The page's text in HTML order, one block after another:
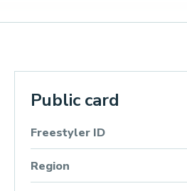
Public card
Freestyler ID
Region